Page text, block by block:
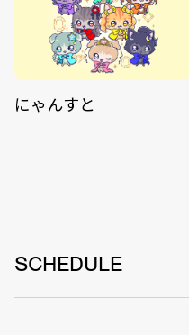
にゃんすと
SCHEDULE